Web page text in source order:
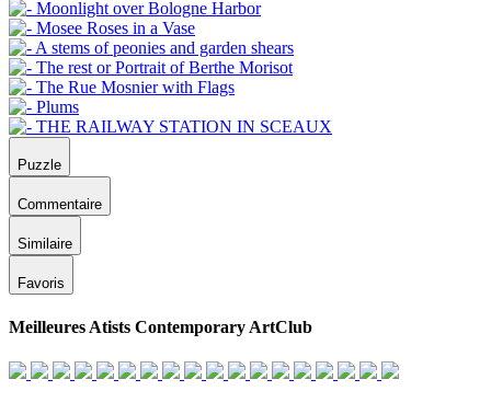
Puzzle
Commentaire
Similaire
Favoris
Meilleures Atists Contemporary ArtClub